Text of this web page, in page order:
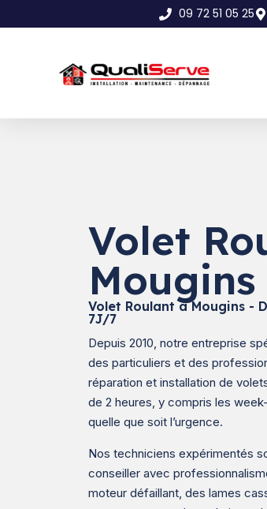
09 72 51 05 25
Volet
Mougins
Volet Roulant à Mougins -
7J/7
Depuis 2010, notre entreprise
des particuliers et des
réparation et installation de
de 2 heures, y compris les
quelle que soit l’urgence.
Nos techniciens expérimentés
conseiller avec
moteur défaillant, des lames